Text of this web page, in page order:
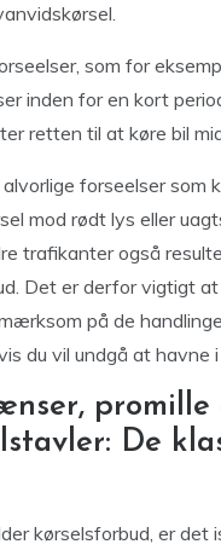
som for
inden for en kort
retten til at køre bil
forseelser som
mod rødt lys eller
trafikanter også
Det er derfor vigtigt
på de
du vil undgå at havne
promille
De
kørselsforbud, er